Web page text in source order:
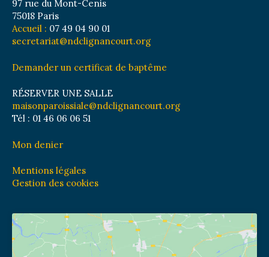
97 rue du Mont-Cenis
75018 Paris
Accueil : 07 49 04 90 01
secretariat@ndclignancourt.org
Demander un certificat de baptême
RÉSERVER UNE SALLE
maisonparoissiale@ndclignancourt.org
Tél : 01 46 06 06 51
Mon denier
Mentions légales
Gestion des cookies